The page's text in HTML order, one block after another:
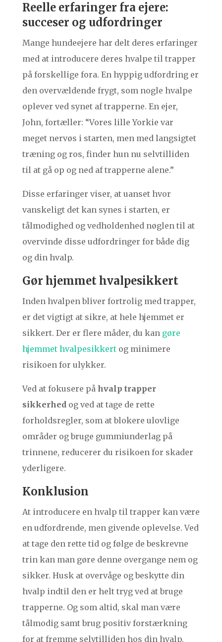
Reelle erfaringer fra ejere:
succeser og udfordringer
Mange hundeejere har delt deres erfaringer
med at introducere deres hvalpe til trapper
på forskellige fora. En hyppig udfordring er
den overvældende frygt, som nogle hvalpe
oplever ved synet af trapperne. En ejer,
John, fortæller: “Vores lille Yorkie var
meget nervøs i starten, men med langsigtet
træning og ros, finder hun nu selvtilliden
til at gå op og ned af trapperne alene.”
Disse erfaringer viser, at uanset hvor
vanskeligt det kan synes i starten, er
tålmodighed og vedholdenhed nøglen til at
overvinde disse udfordringer for både dig
og din hvalp.
Gør hjemmet hvalpesikkert
Inden hvalpen bliver fortrolig med trapper,
er det vigtigt at sikre, at hele hjemmet er
sikkert. Der er flere måder, du kan gøre
hjemmet hvalpesikkertog minimere
risikoen for ulykker.
Ved at fokusere på hvalp trapper
sikkerhedog ved at tage de rette
forholdsregler, som at blokere ulovlige
områder og bruge gummiunderlag på
trinnene, reducerer du risikoen for skader
yderligere.
Konklusion
At introducere en hvalp til trapper kan være
en udfordrende, men givende oplevelse. Ved
at tage den rette tid og følge de beskrevne
trin kan man gøre denne overgange nem og
sikker. Husk at overvåge og beskytte din
hvalp indtil den er helt tryg ved at bruge
trapperne. Og som altid, skal man være
tålmodig samt brug positiv forstærkning
for at fremme selvtilliden hos din hvalp.